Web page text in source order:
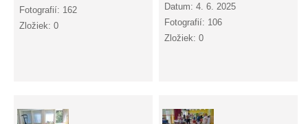
Fotografií: 162
Zložiek:0
Datum: 4. 6. 2025
Fotografií: 106
Zložiek: 0